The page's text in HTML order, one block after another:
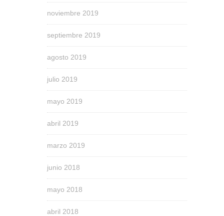
noviembre 2019
septiembre 2019
agosto 2019
julio 2019
mayo 2019
abril 2019
marzo 2019
junio 2018
mayo 2018
abril 2018